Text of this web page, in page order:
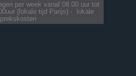
per week vanaf 08.00 uur tot
(lokale tijd Parijs) - lokale